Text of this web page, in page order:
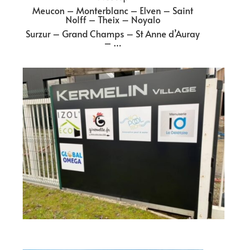
Meucon – Monterblanc – Elven – Saint
Nolff – Theix – Noyalo
Surzur – Grand Champs – St Anne d’Auray
– …